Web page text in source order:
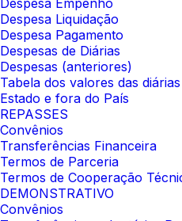
Despesa Empenho
Despesa Liquidação
Despesa Pagamento
Despesas de Diárias
Despesas (anteriores)
Tabela dos valores das
Estado e fora do País
REPASSES
Convênios
Transferências Financeira
Termos de Parceria
Termos de Cooperação
DEMONSTRATIVO
Convênios